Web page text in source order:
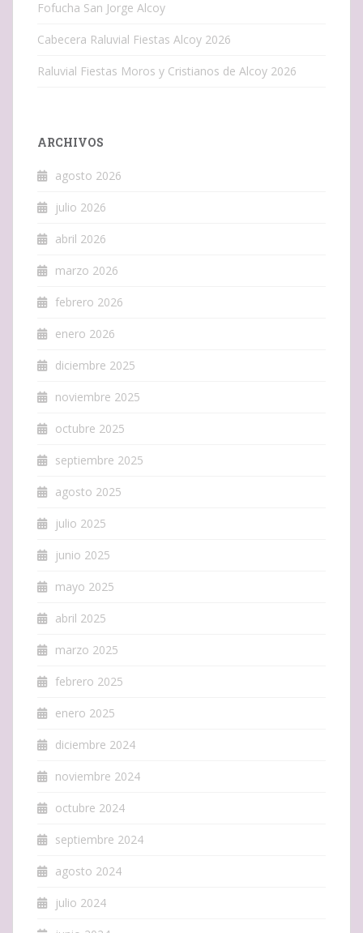
Fofucha San Jorge Alcoy
Cabecera Raluvial Fiestas Alcoy 2026
Raluvial Fiestas Moros y Cristianos de Alcoy 2026
ARCHIVOS
agosto 2026
julio 2026
abril 2026
marzo 2026
febrero 2026
enero 2026
diciembre 2025
noviembre 2025
octubre 2025
septiembre 2025
agosto 2025
julio 2025
junio 2025
mayo 2025
abril 2025
marzo 2025
febrero 2025
enero 2025
diciembre 2024
noviembre 2024
octubre 2024
septiembre 2024
agosto 2024
julio 2024